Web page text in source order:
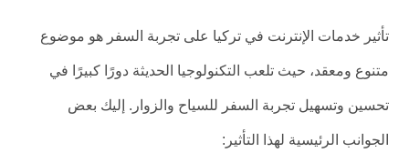
تأثير خدمات الإنترنت في تركيا على تجربة السفر هو موضوع
متنوع ومعقد، حيث تلعب التكنولوجيا الحديثة دورًا كبيرًا في
تحسين وتسهيل تجربة السفر للسياح والزوار. إليك بعض
الجوانب الرئيسية لهذا التأثير: